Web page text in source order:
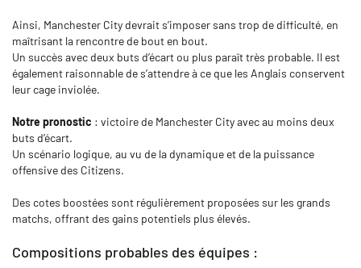
Ainsi, Manchester City devrait s’imposer sans trop de difficulté, en
maîtrisant la rencontre de bout en bout.
Un succès avec deux buts d’écart ou plus paraît très probable. Il est
également raisonnable de s’attendre à ce que les Anglais conservent
leur cage inviolée.
Notre pronostic : victoire de Manchester City avec au moins deux
buts d’écart.
Un scénario logique, au vu de la dynamique et de la puissance
offensive des Citizens.
Des cotes boostées sont régulièrement proposées sur les grands
matchs, offrant des gains potentiels plus élevés.
Compositions probables des équipes :